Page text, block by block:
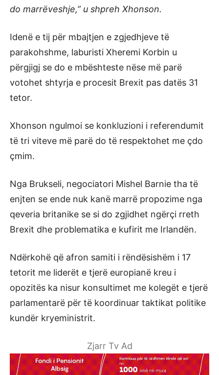
do marrëveshje,” u shpreh Xhonson.
Idenë e tij për mbajtjen e zgjedhjeve të
parakohshme, laburisti Xheremi Korbin u
përgjigj se do e mbështeste nëse më parë
votohet shtyrja e procesit Brexit pas datës 31
tetor.
Xhonson ngulmoi se konkluzioni i referendumit
të tri viteve më parë do të respektohet me çdo
çmim.
Nga Brukseli, negociatori Mishel Barnie tha të
enjten se ende nuk kanë marrë propozime nga
qeveria britanike se si do zgjidhet ngërçi rreth
Brexit dhe problematika e kufirit me Irlandën.
Ndërkohë që afron samiti i rëndësishëm i 17
tetorit me liderët e tjerë europianë kreu i
opozitës ka nisur konsultimet me kolegët e tjerë
parlamentarë për të koordinuar taktikat politike
kundër kryeministrit.
Zjarr Tv Ad